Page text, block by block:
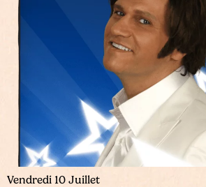
Vendredi 10 Juillet